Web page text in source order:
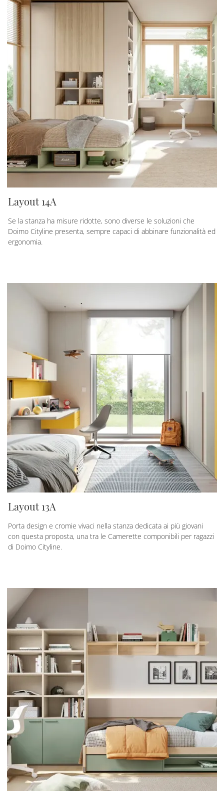
Layout 14A
Se la stanza ha misure ridotte, sono diverse le soluzioni che
Doimo Cityline presenta, sempre capaci di abbinare funzionalità ed
ergonomia.
Layout 13A
Porta design e cromie vivaci nella stanza dedicata ai più giovani
con questa proposta, una tra le Camerette componibili per ragazzi
di Doimo Cityline.